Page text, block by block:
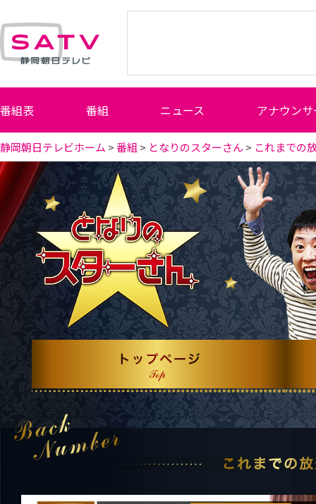
番組表 番組 ニュース アナウン
静岡朝日テレビホーム >番組 > となりのスターさん> これまでの